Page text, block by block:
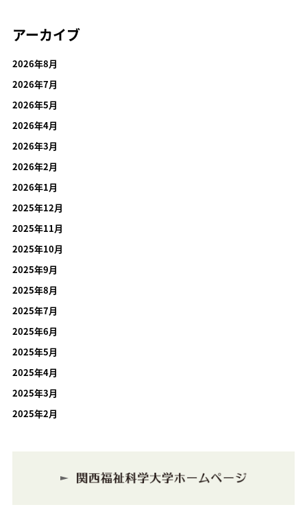
アーカイブ
2026年8月
2026年7月
2026年5月
2026年4月
2026年3月
2026年2月
2026年1月
2025年12月
2025年11月
2025年10月
2025年9月
2025年8月
2025年7月
2025年6月
2025年5月
2025年4月
2025年3月
2025年2月